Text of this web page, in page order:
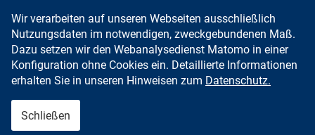
Zum Inhalt springen
Wir verarbeiten auf unseren Webseiten ausschließlich
Nutzungsdaten im notwendigen, zweckgebundenen Maß.
Dazu setzen wir den Webanalysedienst Matomo in einer
Konfiguration ohne Cookies ein. Detaillierte Informationen
erhalten Sie in unseren Hinweisen zum Datenschutz.
Schließen